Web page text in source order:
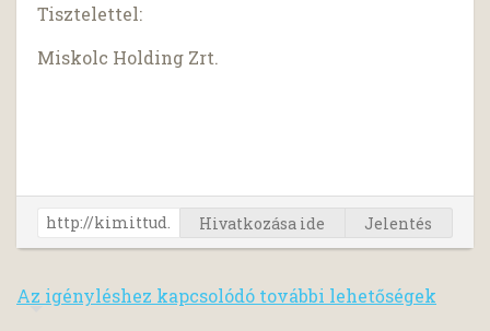
Tisztelettel:
Miskolc Holding Zrt.
Hivatkozása ide Jelentés
Az igényléshez kapcsolódó további lehetőségek